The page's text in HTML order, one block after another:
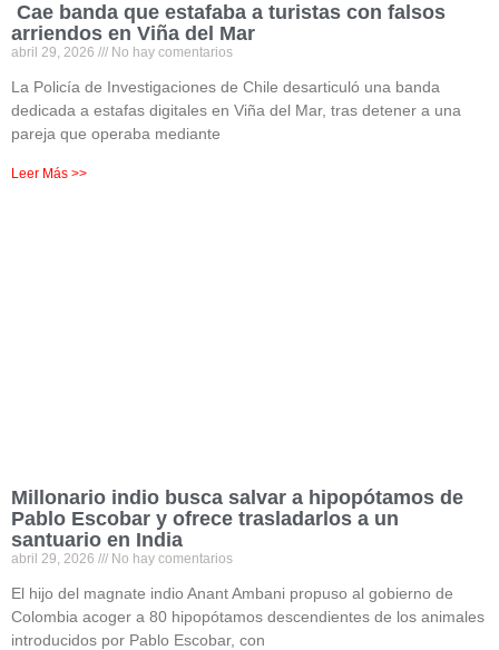
Cae banda que estafaba a turistas con falsos
arriendos en Viña del Mar
abril 29, 2026 No hay comentarios
La Policía de Investigaciones de Chile desarticuló una banda
dedicada a estafas digitales en Viña del Mar, tras detener a una
pareja que operaba mediante
Leer Más >>
Millonario indio busca salvar a hipopótamos de
Pablo Escobar y ofrece trasladarlos a un
santuario en India
abril 29, 2026 No hay comentarios
El hijo del magnate indio Anant Ambani propuso al gobierno de
Colombia acoger a 80 hipopótamos descendientes de los animales
introducidos por Pablo Escobar, con